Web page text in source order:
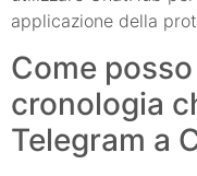
applicazione della
Come
cronologia
Telegram a